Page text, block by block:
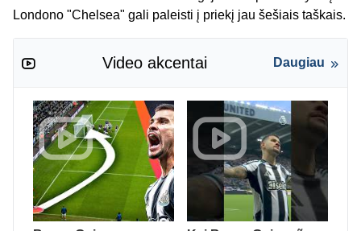
Londono "Chelsea" gali paleisti į priekį jau šešiais taškais.
Video akcentai Daugiau